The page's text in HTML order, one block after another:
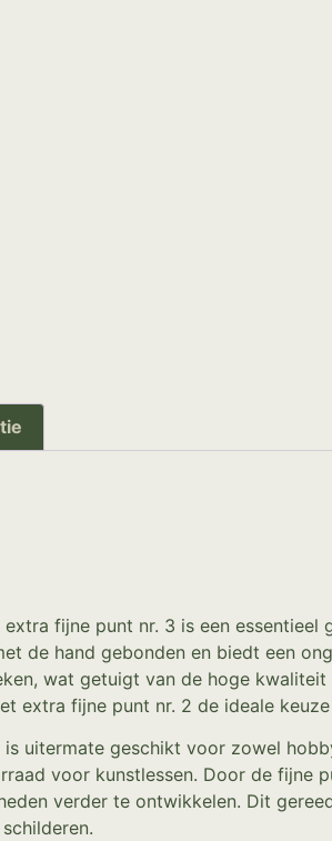
fijne punt nr. 3 is een
de hand gebonden en biedt een
wat getuigt van de hoge
extra fijne punt nr. 2 de ideale
uitermate geschikt voor zowel
voor kunstlessen. Door de fijne
verder te ontwikkelen. Dit